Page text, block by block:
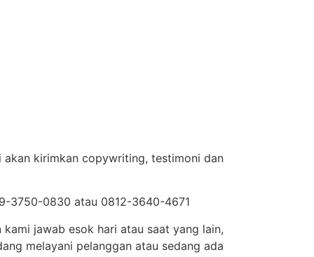
akan kirimkan copywriting, testimoni dan
3750-0830 atau 0812-3640-4671
jawab esok hari atau saat yang lain,
melayani pelanggan atau sedang ada